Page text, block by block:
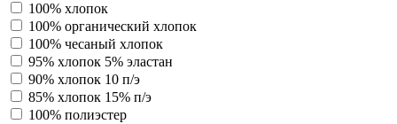
100% хлопок
100% органический хлопок
100% чесаный хлопок
95% хлопок 5% эластан
90% хлопок 10 п/э
85% хлопок 15% п/э
100% полиэстер